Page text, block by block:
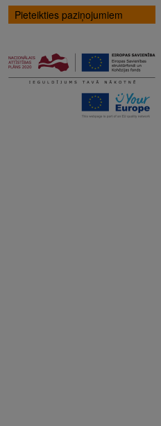
Pieteikties paziņojumiem